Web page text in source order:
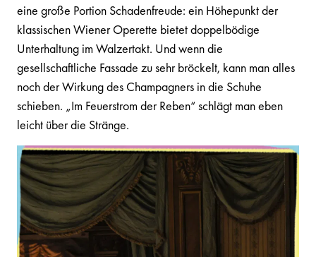
eine große Portion Schadenfreude: ein Höhepunkt der
klassischen Wiener Operette bietet doppelbödige
Unterhaltung im Walzertakt. Und wenn die
gesellschaftliche Fassade zu sehr bröckelt, kann man alles
noch der Wirkung des Champagners in die Schuhe
schieben. „Im Feuerstrom der Reben“ schlägt man eben
leicht über die Stränge.